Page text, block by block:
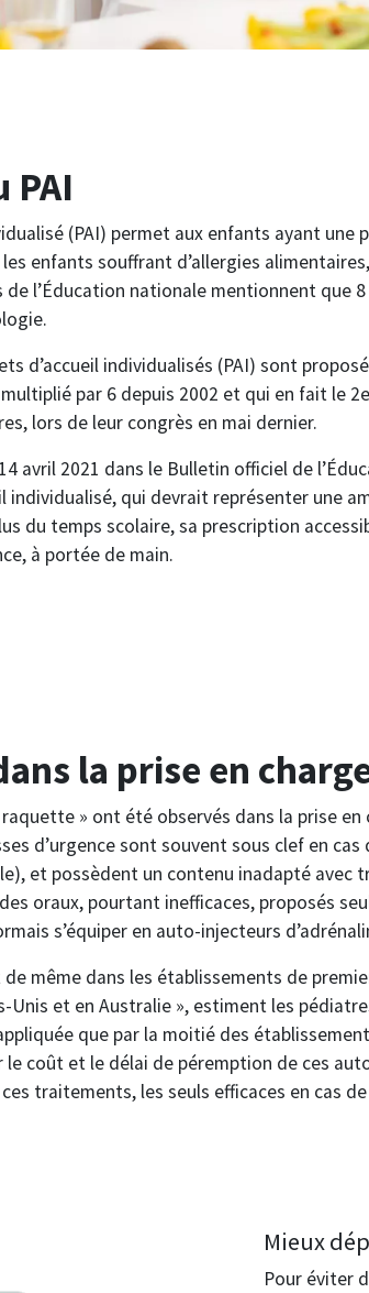
PAI
(PAI) permet aux enfants ayant
enfants souffrant d’allergies
de l’Éducation nationale mentionnent que
d’accueil individualisés (PAI) sont
par 6 depuis 2002 et qui en fait le
lors de leur congrès en mai dernier.
avril 2021 dans le Bulletin officiel de
individualisé, qui devrait représenter une
du temps scolaire, sa prescription
à portée de main.
la prise en
» ont été observés dans la prise
d’urgence sont souvent sous clef en cas
et possèdent un contenu inadapté avec
oraux, pourtant inefficaces, proposés
s’équiper en auto-injecteurs
même dans les établissements de
Unis et en Australie », estiment les
que par la moitié des
coût et le délai de péremption de ces
traitements, les seuls efficaces en cas
Mieux
Pour éviter